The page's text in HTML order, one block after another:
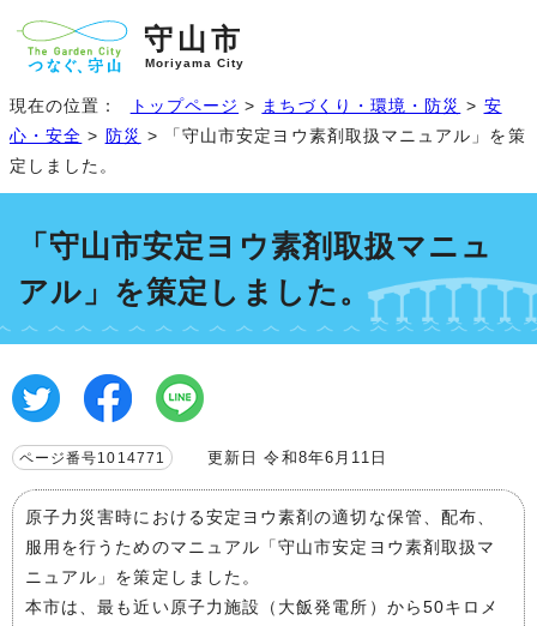
守山市
Moriyama City
現在の位置： トップページ > まちづくり・環境・防災 > 安
心・安全 > 防災 > 「守山市安定ヨウ素剤取扱マニュアル」を策
定しました。
「守山市安定ヨウ素剤取扱マニュ
アル」を策定しました。
ページ番号1014771 更新日 令和8年6月11日
原子力災害時における安定ヨウ素剤の適切な保管、配布、
服用を行うためのマニュアル「守山市安定ヨウ素剤取扱マ
ニュアル」を策定しました。
本市は、最も近い原子力施設（大飯発電所）から50キロメ